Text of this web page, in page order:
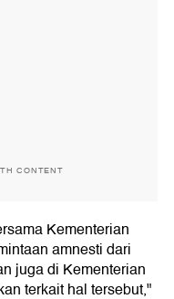
CONTENT
Kementerian
amnesti dari
juga di Kementerian
terkait hal tersebut,"